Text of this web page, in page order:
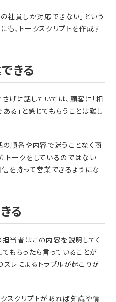
社員しか対応できない」という
も、トークスクリプトを作成す
きる
げに話していては、顧客に「相
る」と感じてもらうことは難し
の順番や内容で迷うことなく商
トークをしているのではない
を持って営業できるようにな
る
担当者はこの内容を説明してく
もらったら言っていることが
レによるトラブルが起こりが
スクリプトがあれば知識や情